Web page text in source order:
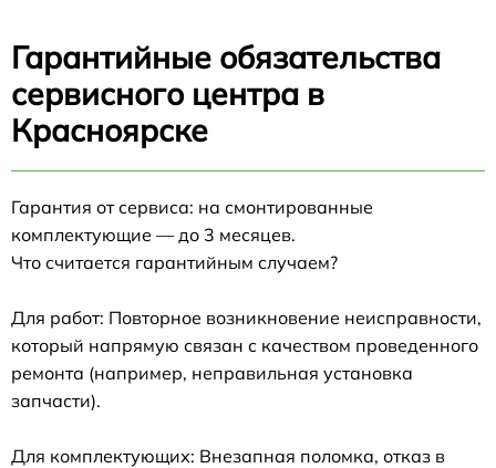
Гарантийные обязательства
сервисного центра в
Красноярске
Гарантия от сервиса: на смонтированные
комплектующие — до 3 месяцев.
Что считается гарантийным случаем?
Для работ: Повторное возникновение неисправности,
который напрямую связан с качеством проведенного
ремонта (например, неправильная установка
запчасти).
Для комплектующих: Внезапная поломка, отказ в